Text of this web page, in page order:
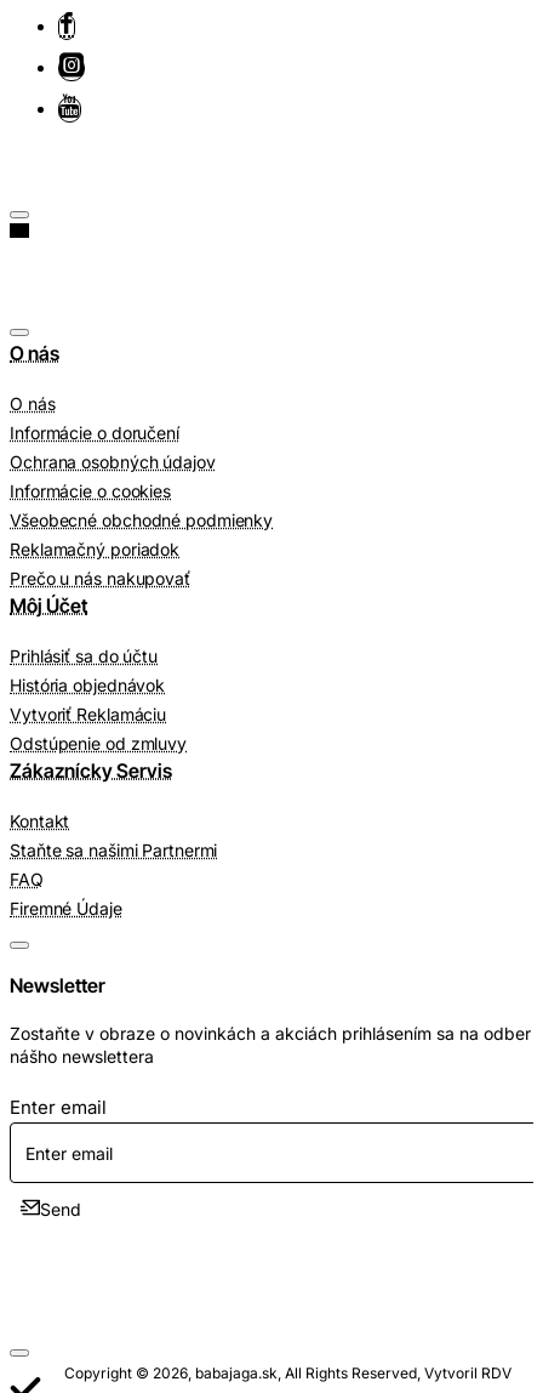
O nás
O nás
Informácie o doručení
Ochrana osobných údajov
Informácie o cookies
Všeobecné obchodné podmienky
Reklamačný poriadok
Prečo u nás nakupovať
Môj Účet
Prihlásiť sa do účtu
História objednávok
Vytvoriť Reklamáciu
Odstúpenie od zmluvy
Zákaznícky Servis
Kontakt
Staňte sa našimi Partnermi
FAQ
Firemné Údaje
Newsletter
Zostaňte v obraze o novinkách a akciách prihlásením sa na odber
nášho newslettera
Enter email
Send
Copyright © 2026, babajaga.sk, All Rights Reserved, Vytvoril RDV